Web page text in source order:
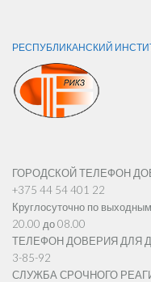
РЕСПУБЛИКАНСКИЙ
ГОРОДСКОЙ ТЕЛЕФОН
+375 44 54 401 22
Круглосуточно по
20.00 до 08.00
ТЕЛЕФОН ДОВЕРИЯ ДЛЯ
3-85-92
СЛУЖБА СРОЧНОГО